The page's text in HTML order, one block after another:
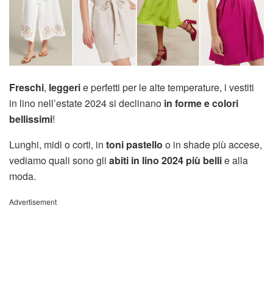
Freschi, leggerie perfetti per le alte temperature, i vestiti
in lino nell’estate 2024 si declinano in forme e colori
bellissimi!
Lunghi, midi o corti, in toni pastello o in shade più accese,
vediamo quali sono gli abiti in lino 2024 più bellie alla
moda.
Advertisement